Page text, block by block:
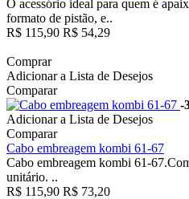
O acessório ideal para quem é
formato de pistão, e..
R$ 115,90 R$ 54,29
Comprar
Adicionar a Lista de Desejos
Comparar
-
Adicionar a Lista de Desejos
Comparar
Cabo embreagem kombi 61-67
Cabo embreagem kombi 61-
unitário. ..
R$ 115,90 R$ 73,20